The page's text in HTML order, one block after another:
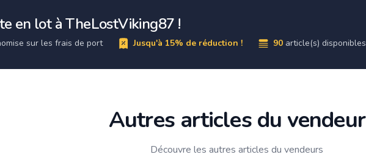
en lot à TheLostViking87 !
sur les frais de port Jusqu'à 15% de réduction ! 90 article(s) disponibles
Autres articles du vendeur
Découvre les autres articles du vendeurs